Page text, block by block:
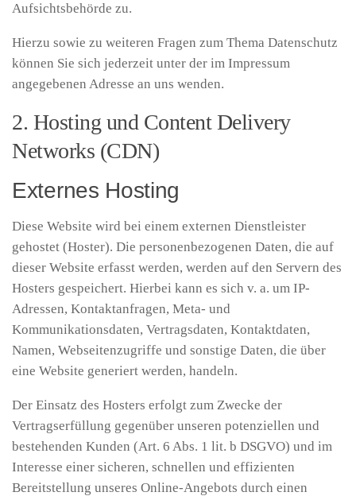
Aufsichtsbehörde zu.
Hierzu sowie zu weiteren Fragen zum Thema Datenschutz
können Sie sich jederzeit unter der im Impressum
angegebenen Adresse an uns wenden.
2. Hosting und Content Delivery
Networks (CDN)
Externes Hosting
Diese Website wird bei einem externen Dienstleister
gehostet (Hoster). Die personenbezogenen Daten, die auf
dieser Website erfasst werden, werden auf den Servern des
Hosters gespeichert. Hierbei kann es sich v. a. um IP-
Adressen, Kontaktanfragen, Meta- und
Kommunikationsdaten, Vertragsdaten, Kontaktdaten,
Namen, Webseitenzugriffe und sonstige Daten, die über
eine Website generiert werden, handeln.
Der Einsatz des Hosters erfolgt zum Zwecke der
Vertragserfüllung gegenüber unseren potenziellen und
bestehenden Kunden (Art. 6 Abs. 1 lit. b DSGVO) und im
Interesse einer sicheren, schnellen und effizienten
Bereitstellung unseres Online-Angebots durch einen